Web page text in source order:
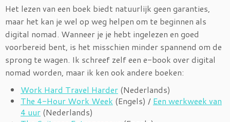
Het lezen van een boek biedt natuurlijk geen garanties,
maar het kan je wel op weg helpen om te beginnen als
digital nomad. Wanneer je je hebt ingelezen en goed
voorbereid bent, is het misschien minder spannend om de
sprong te wagen. Ik schreef zelf een e-book over digital
nomad worden, maar ik ken ook andere boeken:
Work Hard Travel Harder (Nederlands)
The 4-Hour Work Week (Engels) / Een werkweek van
4 uur (Nederlands)